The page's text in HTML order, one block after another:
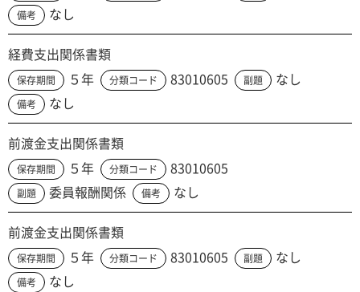
備考 なし
経費支出関係書類
保存期間 ５年 分類コード 83010605 副題 なし
備考 なし
前渡金支出関係書類
保存期間 ５年 分類コード 83010605
副題 委員報酬関係 備考 なし
前渡金支出関係書類
保存期間 ５年 分類コード 83010605 副題 なし
備考 なし